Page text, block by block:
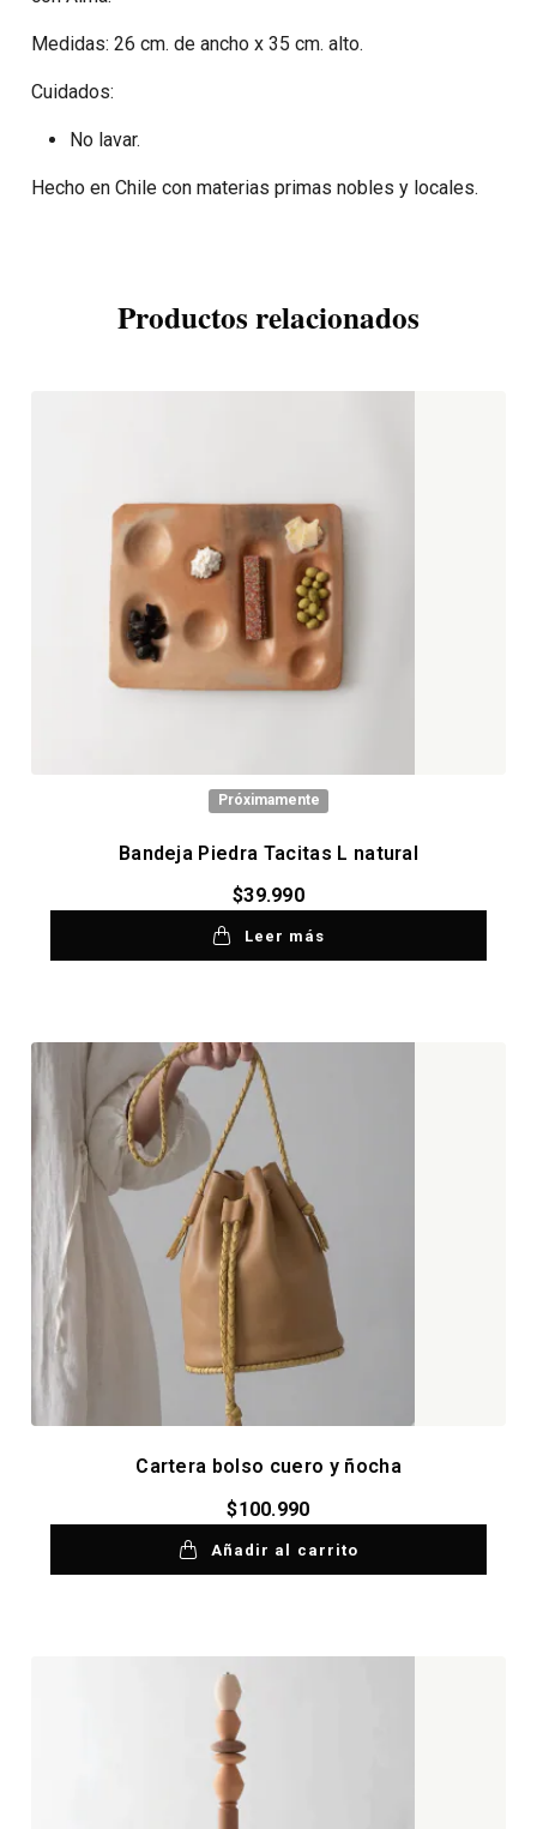
Medidas: 26 cm. de ancho x 35 cm. alto.
Cuidados:
No lavar.
Hecho en Chile con materias primas nobles y locales.
Productos relacionados
Próximamente
Bandeja Piedra Tacitas L natural
$39.990
Leer más
Cartera bolso cuero y ñocha
$100.990
Añadir al carrito